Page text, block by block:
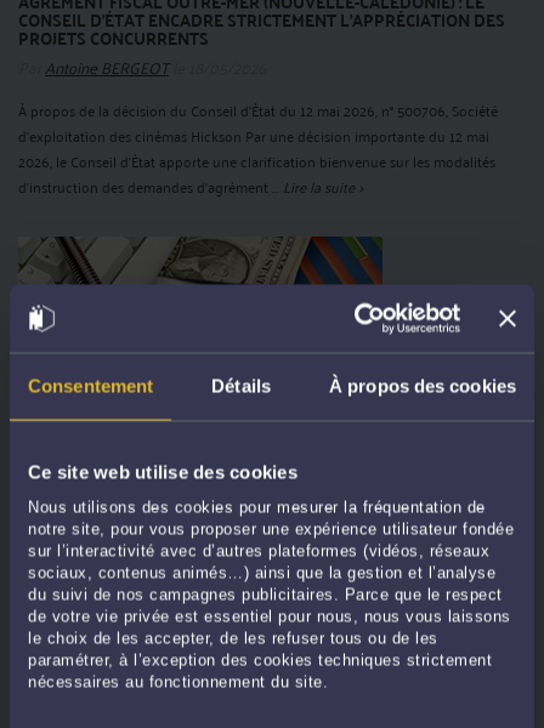
Consentement Détails À propos des cookies
Ce site web utilise des cookies
Nous utilisons des cookies pour mesurer la fréquentation de
notre site, pour vous proposer une expérience utilisateur fondée
sur l’interactivité avec d’autres plateformes (vidéos, réseaux
sociaux, contenus animés…) ainsi que la gestion et l’analyse
du suivi de nos campagnes publicitaires. Parce que le respect
de votre vie privée est essentiel pour nous, nous vous laissons
le choix de les accepter, de les refuser tous ou de les
paramétrer, à l’exception des cookies techniques strictement
nécessaires au fonctionnement du site.
CONSEIL D’ÉTAT ENCADRE STRICTEMENT L’APPRÉCIATION DES
PROJETS CONCURRENTS
Antoine BERGEOTle 18/05/2026
À propos de la décision du Conseil d’État du 12 mai 2026, n° 500706, Société
d’exploitation des cinémas Hickson Par une décision importante du 12 mai
2026, le Conseil d'État apporte une clarification bienvenue sur les modalités
d’instruction des demandes d’agrément ... Lire la suite >
PLUS-VALUE IMMOBILIÈRE : POURQUOI VOS CONSOMMATIONS
D’ÉNERGIE PEUVENT FAIRE TOMBER L’EXONÉRATION DE
RÉSIDENCE PRINCIPALE
ParAntoine BERGEOTle 07/05/2026
Par un arrêt du 29 avril 2026 (CAA Lyon, n°24LY03156), la cour administrative
d’appel de Lyon rappelle avec fermeté un principe désormais constant :
l’exonération de la plus-value au titre de la résidence principale suppose une
occupation effective et habituelle du logement au jour de la cession. Les juges ...